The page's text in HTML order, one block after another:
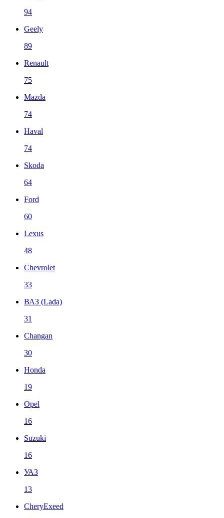
94
Geely
89
Renault
75
Mazda
74
Haval
74
Skoda
64
Ford
60
Lexus
48
Chevrolet
33
ВАЗ (Lada)
31
Changan
30
Honda
19
Opel
16
Suzuki
16
УАЗ
13
CheryExeed